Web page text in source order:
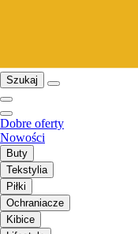
Szukaj
Dobre oferty
Nowości
Buty
Tekstylia
Piłki
Ochraniacze
Kibice